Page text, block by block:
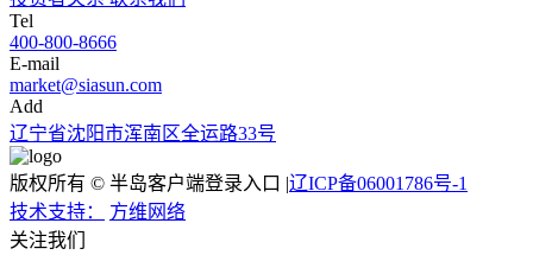
Tel
400-800-8666
E-mail
market@siasun.com
Add
辽宁省沈阳市浑南区全运路33号
版权所有 © 半岛客户端登录入口 |辽ICP备06001786号-1
技术支持：
方维网络
关注我们